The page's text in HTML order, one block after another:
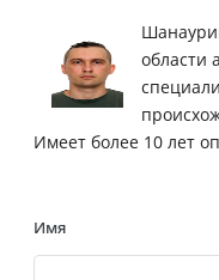
области
Имеет более 10 лет
Имя